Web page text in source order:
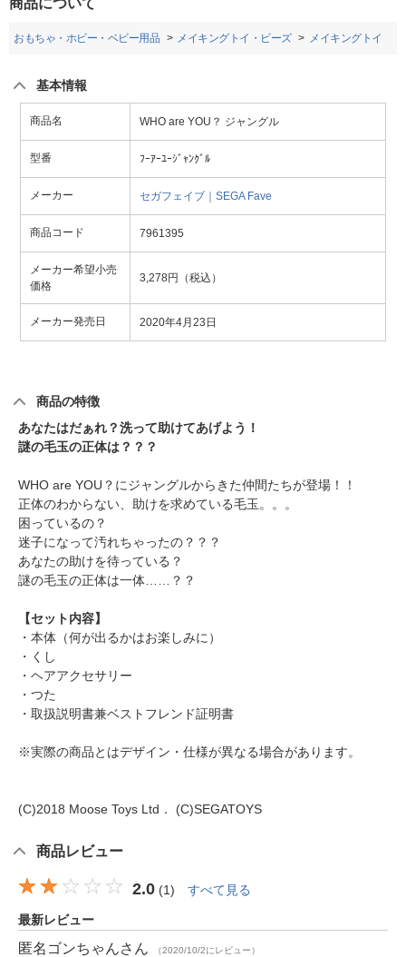
商品について
おもちゃ・ホビー・ベビー用品 メイキングトイ・ビーズ メイキングトイ
基本情報
商品名 WHO are YOU？ ジャングル
型番 ﾌｰｱｰﾕｰｼﾞｬﾝｸﾞﾙ
メーカー セガフェイブ｜SEGA Fave
商品コード 7961395
メーカー希望小売
価格
3,278円（税込）
メーカー発売日 2020年4月23日
商品の特徴
あなたはだぁれ？洗って助けてあげよう！
謎の毛玉の正体は？？？
WHO are YOU？にジャングルからきた仲間たちが登場！！
正体のわからない、助けを求めている毛玉。。。
困っているの？
迷子になって汚れちゃったの？？？
あなたの助けを待っている？
謎の毛玉の正体は一体……？？
【セット内容】
・本体（何が出るかはお楽しみに）
・くし
・ヘアアクセサリー
・つた
・取扱説明書兼ベストフレンド証明書
※実際の商品とはデザイン・仕様が異なる場合があります。
(C)2018 Moose Toys Ltd． (C)SEGATOYS
商品レビュー
2.0 (1) すべて見る
最新レビュー
匿名ゴンちゃんさん （2020/10/2にレビュー）